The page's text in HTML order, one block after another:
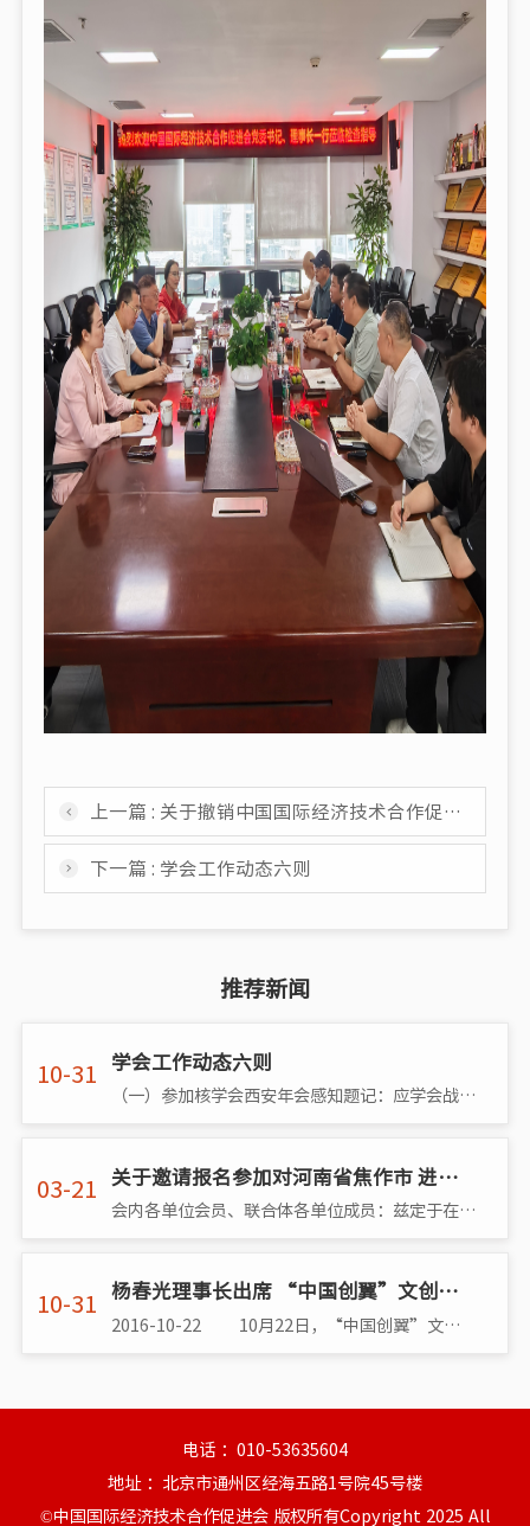
上一篇 : 关于撤销中国国际经济技术合作促进会竞技体育产业融合创新发展工作委员会的决定
下一篇 : 学会工作动态六则
推荐新闻
10-31 学会工作动态六则
（一）参加核学会西安年会感知题记：应学会战略合作伙伴中国核学会之邀，于深秋之时又到西安，参加核学会2023年年会。西安交通大学尽显地主之宜�
03-21 关于邀请报名参加对河南省焦作市 进行经贸考察的通知
会内各单位会员、联合体各单位成员：兹定于在参加第十三届中国（河南）国际投资贸易洽谈会后，我团由杨春光理事长带队，于4月9日、10日对河南省�
10-31 杨春光理事长出席 “中国创翼”文创大赛华中区域总决赛
2016-10-22 10月22日，“中国创翼”文创大赛华中区域总决赛在荆门市委党校举行。杨春光理事长应邀出席开幕式。
电话 ：010-53635604
地址 ：北京市通州区经海五路1号院45号楼
©中国国际经济技术合作促进会 版权所有Copyright 2025 All